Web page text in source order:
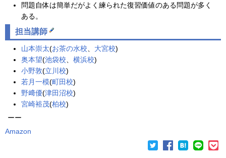
問題自体は簡単だがよく練られた復習価値のある問題が多く
ある。
担当講師
山本崇太(お茶の水校 大宮校)
奥本望(池袋校 横浜校)
小野敦(立川校)
若月一模(町田校)
野﨑優(津田沼校)
宮崎裕茂(柏校)
ーー
Amazon